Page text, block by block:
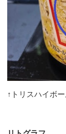
↑トリスハイボ